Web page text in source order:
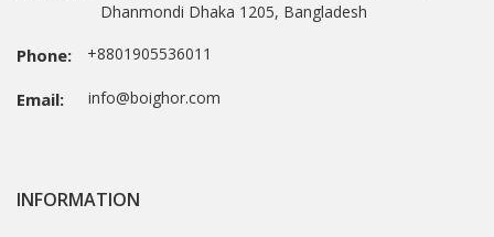
Dhanmondi Dhaka 1205, Bangladesh
Phone: +8801905536011
Email: info@boighor.com
INFORMATION